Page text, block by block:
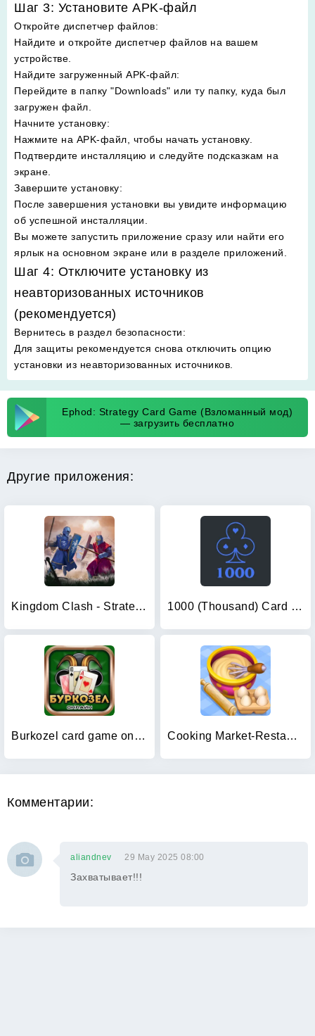
Шаг 3: Установите APK-файл
Откройте диспетчер файлов:
Найдите и откройте диспетчер файлов на вашем
устройстве.
Найдите загруженный APK-файл:
Перейдите в папку "Downloads" или ту папку, куда был
загружен файл.
Начните установку:
Нажмите на APK-файл, чтобы начать установку.
Подтвердите инсталляцию и следуйте подсказкам на
экране.
Завершите установку:
После завершения установки вы увидите информацию
об успешной инсталляции.
Вы можете запустить приложение сразу или найти его
ярлык на основном экране или в разделе приложений.
Шаг 4: Отключите установку из
неавторизованных источников
(рекомендуется)
Вернитесь в раздел безопасности:
Для защиты рекомендуется снова отключить опцию
установки из неавторизованных источников.
Ephod: Strategy Card Game (Взломанный мод)
— загрузить бесплатно
Другие приложения:
Kingdom Clash - Strategy Game 1000 (Thousand) Card game
Burkozel card game online Cooking Market-Restaurant Game
Комментарии:
aliandnev 29 May 2025 08:00
Захватывает!!!